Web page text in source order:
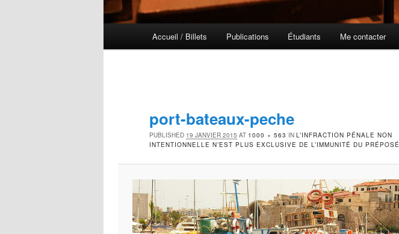
Aller au contenu principal
Aller au contenu secondaire
Accueil / Billets Publications Étudiants Me contacter
port-bateaux-peche
PUBLISHED 19 JANVIER 2015 AT 1000 × 563 IN L’INFRACTION PÉNALE NON
INTENTIONNELLE N’EST PLUS EXCLUSIVE DE L’IMMUNITÉ DU PRÉPOSÉ